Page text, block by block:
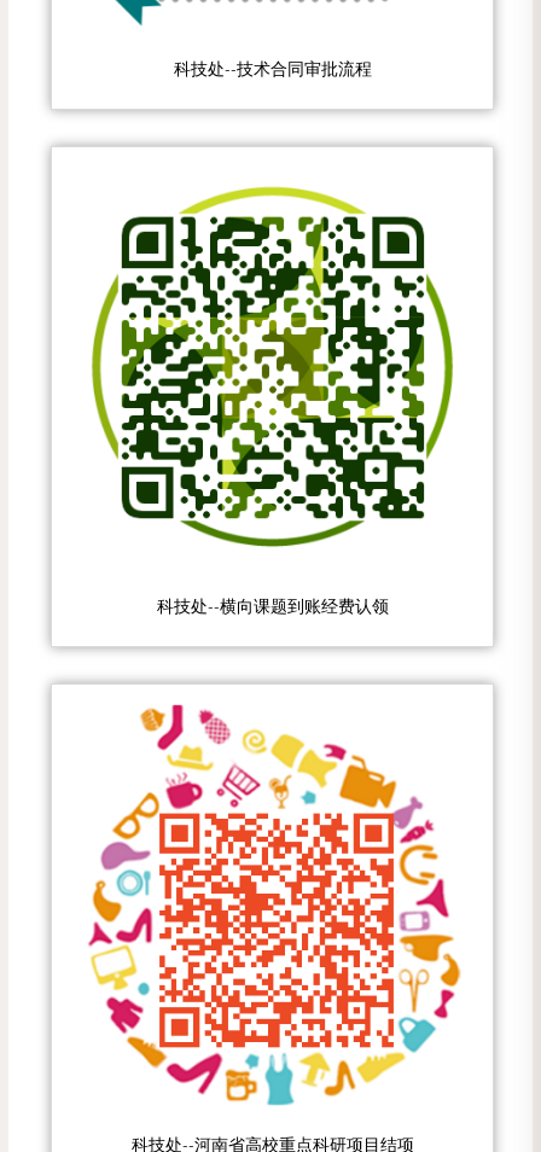
科技处--技术合同审批流程
科技处--横向课题到账经费认领
科技处--河南省高校重点科研项目结项